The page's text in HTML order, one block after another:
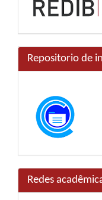
Repositorio de
Redes